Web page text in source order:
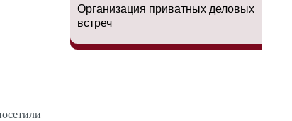
Организация приватных деловых
встреч